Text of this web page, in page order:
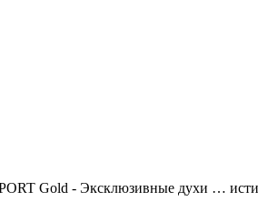
Gold - Эксклюзивные духи …